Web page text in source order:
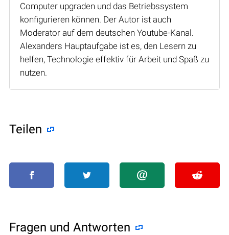
Computer upgraden und das Betriebssystem
konfigurieren können. Der Autor ist auch
Moderator auf dem deutschen Youtube-Kanal.
Alexanders Hauptaufgabe ist es, den Lesern zu
helfen, Technologie effektiv für Arbeit und Spaß zu
nutzen.
Teilen
Fragen und Antworten